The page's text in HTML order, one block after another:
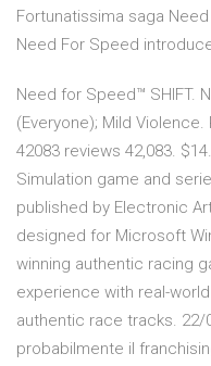
Fortunatissima saga
Need For Speed
Need for Speed™ SHIFT.
(Everyone); Mild
42083 reviews 42,083.
Simulation game and
published by Electronic
designed for Microsoft
winning authentic racing
experience with real-
authentic race tracks. 22/
probabilmente il